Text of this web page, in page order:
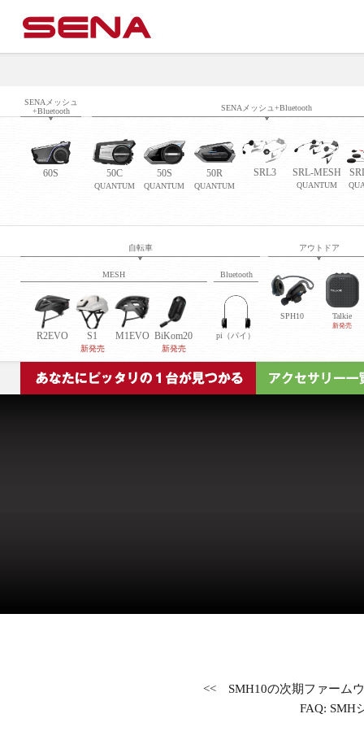
SENAメッシュ
+Bluetooth
SENAメッシュ+Bluetooth
60S 50C
QUANTUM
50S
QUANTUM
50R
QUANTUM
SRL3 SRL-MESH
QUANTUM
自転車 アウトドア
MESH
R2EVO S1
新発売
M1EVO BiKom20
新発売
Bluetooth
pi（パイ）
SPH10 Talkie
新発売
<<
SMH10の次期ファーム
FAQ: SMH